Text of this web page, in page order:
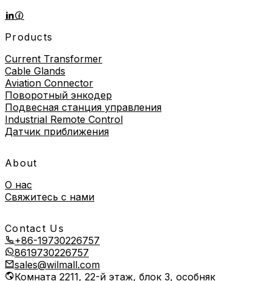
Products
Current Transformer
Cable Glands
Aviation Connector
Поворотный энкодер
Подвесная станция управления
Industrial Remote Control
Датчик приближения
About
О нас
Свяжитесь с нами
Contact Us
+86-19730226757
8619730226757
sales@wilmall.com
Комната 2211, 22-й этаж, блок 3, особняк